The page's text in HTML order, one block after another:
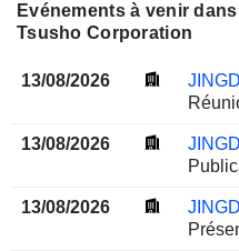
Evénements à venir
Tsusho Corporation
13/08/2026
13/08/2026
13/08/2026